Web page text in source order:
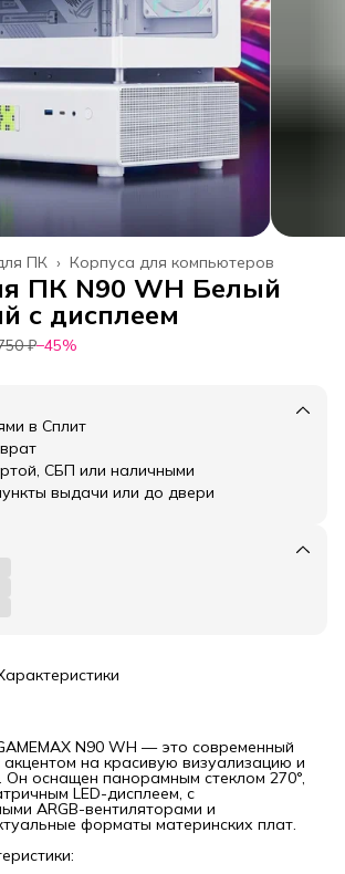
Корпуса для компьютеров
ПК ›
ПК N90 WH Белый
с дисплеем
₽−45%
в Сплит
СБП или наличными
выдачи или до двери
N90 WH — это современный
акцентом на красивую визуализацию и
Он оснащен панорамным стеклом 270°,
LED-дисплеем, с
ARGB-вентиляторами и
форматы материнских плат.